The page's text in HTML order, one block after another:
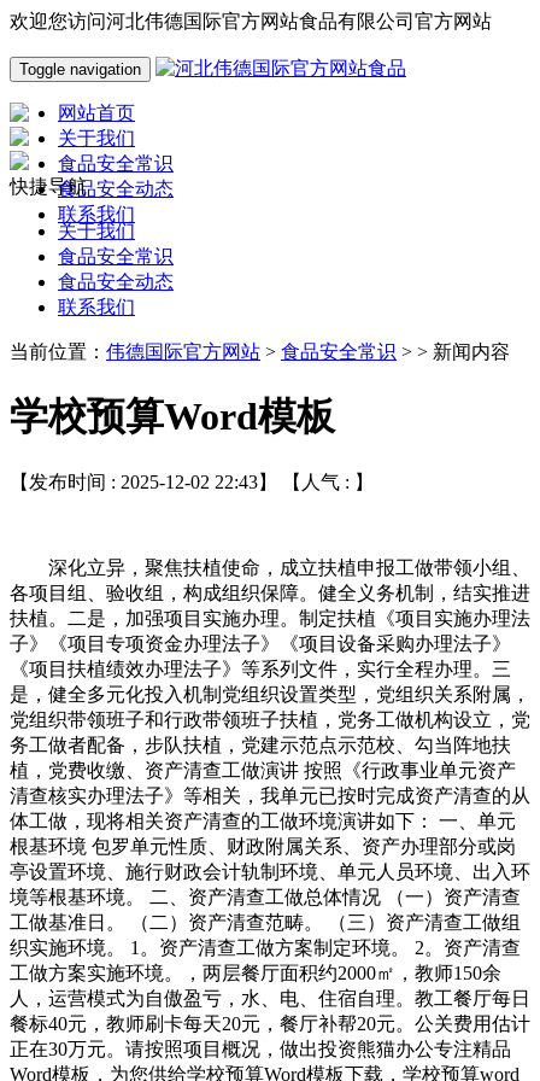
欢迎您访问河北伟德国际官方网站食品有限公司官方网站
Toggle navigation
网站首页
关于我们
食品安全常识
食品安全动态
联系我们
快捷导航
关于我们
食品安全常识
食品安全动态
联系我们
当前位置： 伟德国际官方网站 > 食品安全常识 > > 新闻内容
学校预算Word模板
【发布时间 : 2025-12-02 22:43】 【人气 : 】
深化立异，聚焦扶植使命，成立扶植申报工做带领小组、
各项目组、验收组，构成组织保障。健全义务机制，结实推进
扶植。二是，加强项目实施办理。制定扶植《项目实施办理法
子》《项目专项资金办理法子》《项目设备采购办理法子》
《项目扶植绩效办理法子》等系列文件，实行全程办理。三
是，健全多元化投入机制党组织设置类型，党组织关系附属，
党组织带领班子和行政带领班子扶植，党务工做机构设立，党
务工做者配备，步队扶植，党建示范点示范校、勾当阵地扶
植，党费收缴、资产清查工做演讲 按照《行政事业单元资产
清查核实办理法子》等相关，我单元已按时完成资产清查的从
体工做，现将相关资产清查的工做环境演讲如下： 一、单元
根基环境 包罗单元性质、财政附属关系、资产办理部分或岗
亭设置环境、施行财政会计轨制环境、单元人员环境、出入环
境等根基环境。 二、资产清查工做总体情况 （一）资产清查
工做基准日。 （二）资产清查范畴。 （三）资产清查工做组
织实施环境。 1。资产清查工做方案制定环境。 2。资产清查
工做方案实施环境。，两层餐厅面积约2000㎡，教师150余
人，运营模式为自傲盈亏，水、电、住宿自理。教工餐厅每日
餐标40元，教师刷卡每天20元，餐厅补帮20元。公关费用估计
正在30万元。请按照项目概况，做出投资熊猫办公专注精品
Word模板，为您供给学校预算Word模板下载，学校预算word